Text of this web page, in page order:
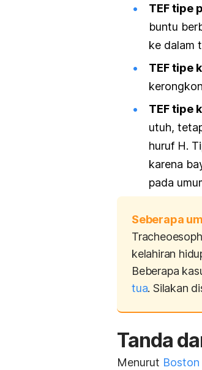
TEF tipe
buntu
ke dalam
TEF tipe
TEF tipe
utuh,
huruf H.
karena
pada
Seberapa
kelahiran
Beberapa
tua. Silakan
Tanda
Menurut Boston